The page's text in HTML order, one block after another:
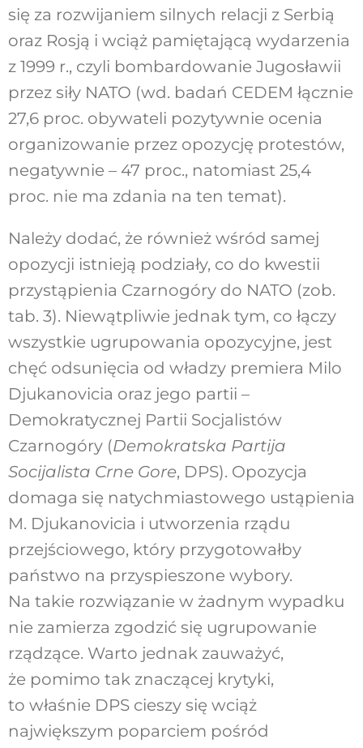
się za rozwijaniem silnych relacji z Serbią
oraz Rosją i wciąż pamiętającą wydarzenia
z 1999 r., czyli bombardowanie Jugosławii
przez siły NATO (wd. badań CEDEM łącznie
27,6 proc. obywateli pozytywnie ocenia
organizowanie przez opozycję protestów,
negatywnie – 47 proc., natomiast 25,4
proc. nie ma zdania na ten temat).
Należy dodać, że również wśród samej
opozycji istnieją podziały, co do kwestii
przystąpienia Czarnogóry do NATO (zob.
tab. 3). Niewątpliwie jednak tym, co łączy
wszystkie ugrupowania opozycyjne, jest
chęć odsunięcia od władzy premiera Milo
Djukanovicia oraz jego partii –
Demokratycznej Partii Socjalistów
Czarnogóry (Demokratska Partija
Socijalista Crne Gore, DPS). Opozycja
domaga się natychmiastowego ustąpienia
M. Djukanovicia i utworzenia rządu
przejściowego, który przygotowałby
państwo na przyspieszone wybory.
Na takie rozwiązanie w żadnym wypadku
nie zamierza zgodzić się ugrupowanie
rządzące. Warto jednak zauważyć,
że pomimo tak znaczącej krytyki,
to właśnie DPS cieszy się wciąż
największym poparciem pośród